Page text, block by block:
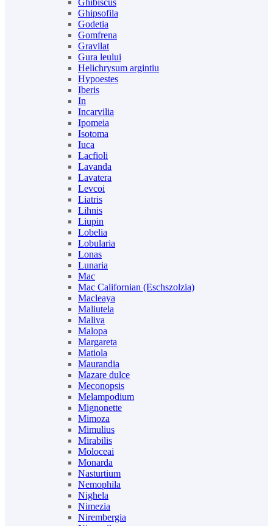
Ghipsofila
Godetia
Gomfrena
Gravilat
Gura leului
Helichrysum argintiu
Hypoestes
Iberis
In
Incarvilia
Ipomeia
Isotoma
Iuca
Lacfioli
Lavanda
Lavatera
Levcoi
Liatris
Lihnis
Liupin
Lobelia
Lobularia
Lonas
Lunaria
Mac
Mac Californian (Eschszolzia)
Macleaya
Maliutela
Maliva
Malopa
Margareta
Matiola
Maurandia
Mazare dulce
Meconopsis
Melampodium
Mignonette
Mimoza
Mimulius
Mirabilis
Moloceai
Monarda
Nasturtium
Nemophila
Nighela
Nimezia
Nirembergia